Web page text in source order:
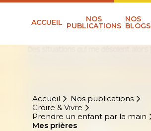
ACCUEIL NOS
PUBLICATIONS
NOS
BLOGS
Accueil
Nos publications
Croire & Vivre
Prendre un enfant par la main
Mes prières